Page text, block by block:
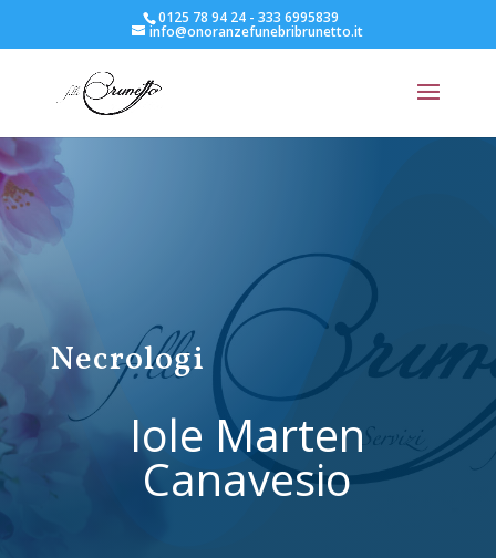
0125 78 94 24 - 333 6995839
info@onoranzefunebribrunetto.it
Necrologi
Iole Marten
Canavesio